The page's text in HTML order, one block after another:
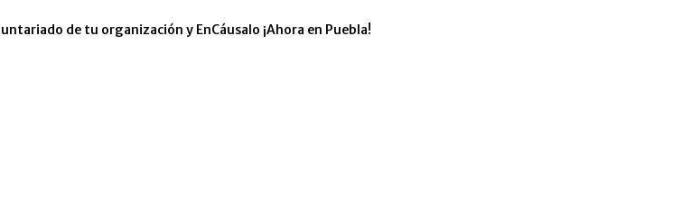
de tu organización y EnCáusalo ¡Ahora en Puebla!